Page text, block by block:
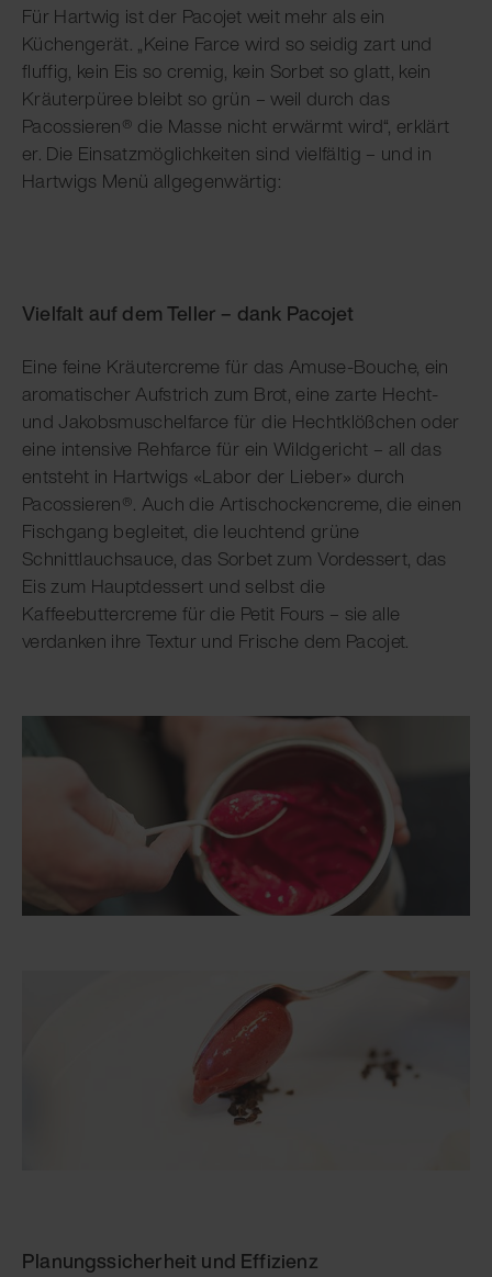
Für Hartwig ist der Pacojet weit mehr als ein
Küchengerät. „Keine Farce wird so seidig zart und
fluffig, kein Eis so cremig, kein Sorbet so glatt, kein
Kräuterpüree bleibt so grün – weil durch das
Pacossieren® die Masse nicht erwärmt wird“, erklärt
er. Die Einsatzmöglichkeiten sind vielfältig – und in
Hartwigs Menü allgegenwärtig:
Vielfalt auf dem Teller – dank Pacojet
Eine feine Kräutercreme für das Amuse-Bouche, ein
aromatischer Aufstrich zum Brot, eine zarte Hecht-
und Jakobsmuschelfarce für die Hechtklößchen oder
eine intensive Rehfarce für ein Wildgericht – all das
entsteht in Hartwigs «Labor der Lieber» durch
Pacossieren®. Auch die Artischockencreme, die einen
Fischgang begleitet, die leuchtend grüne
Schnittlauchsauce, das Sorbet zum Vordessert, das
Eis zum Hauptdessert und selbst die
Kaffeebuttercreme für die Petit Fours – sie alle
verdanken ihre Textur und Frische dem Pacojet.
Planungssicherheit und Effizienz